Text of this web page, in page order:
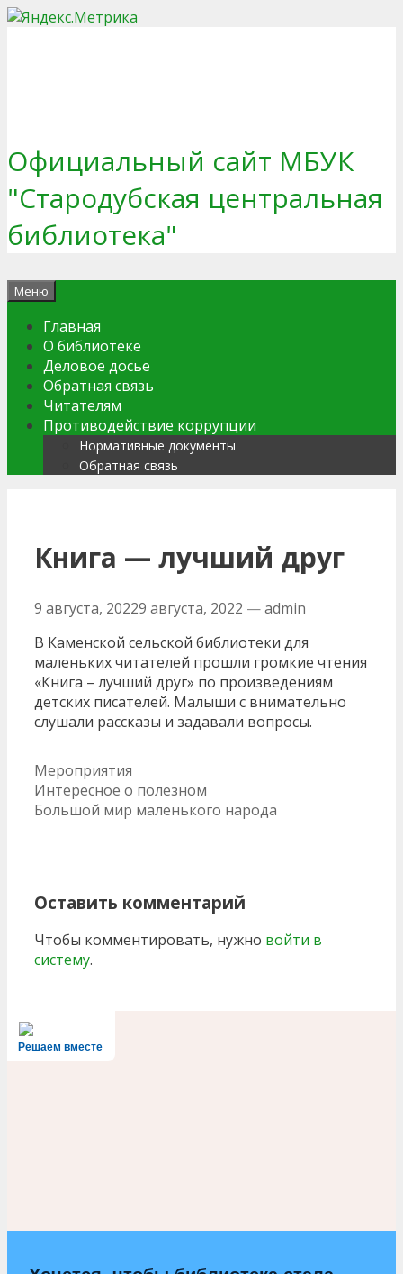
Официальный сайт МБУК
"Стародубская центральная
библиотека"
Меню
Главная
О библиотеке
Деловое досье
Обратная связь
Читателям
Противодействие коррупции
Нормативные документы
Обратная связь
Книга — лучший друг
9 августа, 20229 августа, 2022 —admin
В Каменской сельской библиотеки для
маленьких читателей прошли громкие чтения
«Книга – лучший друг» по произведениям
детских писателей. Малыши с внимательно
слушали рассказы и задавали вопросы.
Рубрики
Мероприятия
Навигация
по
записям
Интересное о полезном
Большой мир маленького народа
Оставить комментарий
Чтобы комментировать, нужно войти в
систему.
Решаем вместе